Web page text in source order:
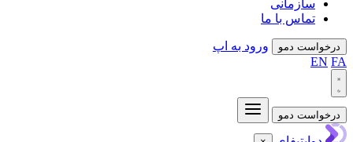
سازمانی
تماس با ما
درخواست دمو
ورود به اپ
EN FA
درخواست دمو